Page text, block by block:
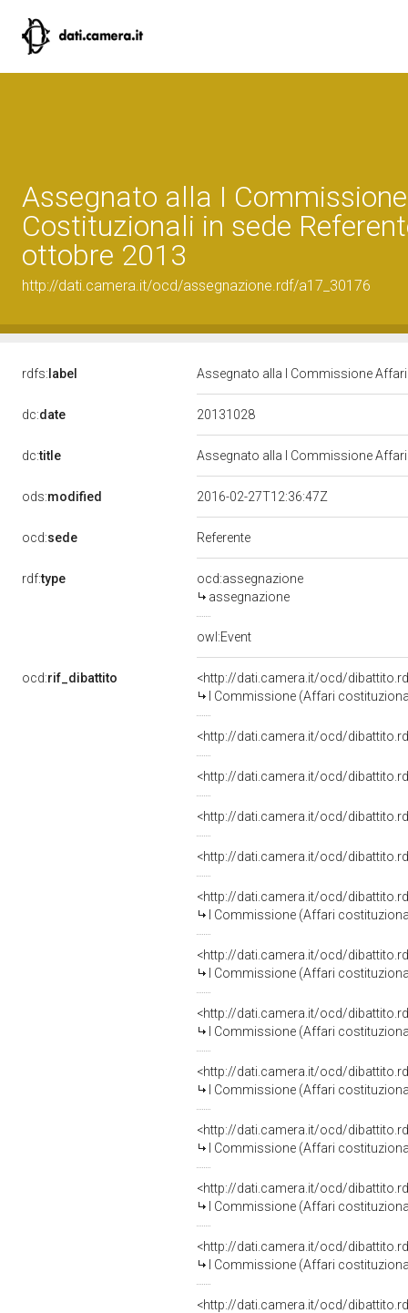
Assegnato alla I
Costituzionali in sede
ottobre 2013
http://dati.camera.it/ocd/assegnazione.rdf/a17_30176
rdfs: label Assegnato alla I Commissione
dc:date 20131028
dc:title Assegnato alla I Commissione
ods:modified 2016-02-27T12:36:47Z
ocd:sede Referente
rdf:type
ocd:assegnazione
assegnazione
owl:Event
ocd:rif_dibattito
<http://dati.camera.it/ocd/
I Commissione (Affari
<http://dati.camera.it/ocd/
<http://dati.camera.it/ocd/
<http://dati.camera.it/ocd/
<http://dati.camera.it/ocd/
<http://dati.camera.it/ocd/
I Commissione (Affari
<http://dati.camera.it/ocd/
I Commissione (Affari
<http://dati.camera.it/ocd/
I Commissione (Affari
<http://dati.camera.it/ocd/
I Commissione (Affari
<http://dati.camera.it/ocd/
I Commissione (Affari
<http://dati.camera.it/ocd/
I Commissione (Affari
<http://dati.camera.it/ocd/
I Commissione (Affari
<http://dati.camera.it/ocd/